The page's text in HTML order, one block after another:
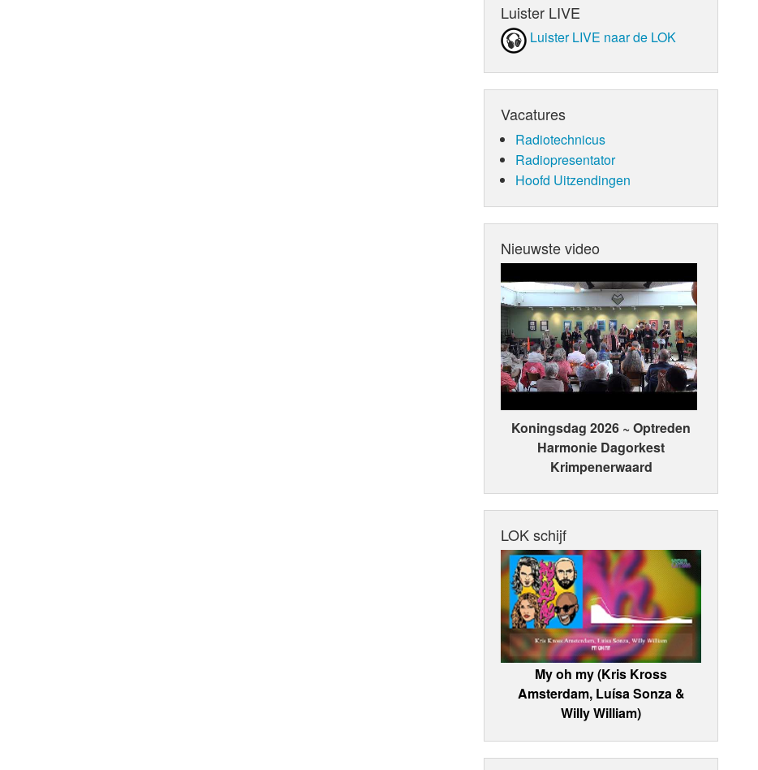
Luister LIVE
Luister LIVE naar de LOK
Vacatures
Radiotechnicus
Radiopresentator
Hoofd Uitzendingen
Nieuwste video
Koningsdag 2026 ~ Optreden
Harmonie Dagorkest
Krimpenerwaard
LOK schijf
My oh my (Kris Kross
Amsterdam, Luísa Sonza &
Willy William)